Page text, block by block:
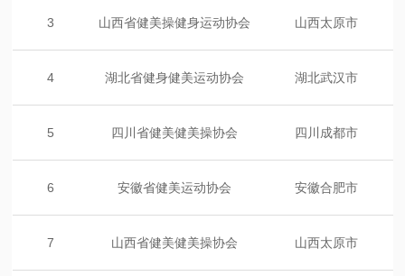
3 山西省健美操健身运动协会 山西太原市
4 湖北省健身健美运动协会 湖北武汉市
5 四川省健美健美操协会 四川成都市
6 安徽省健美运动协会 安徽合肥市
7 山西省健美健美操协会 山西太原市